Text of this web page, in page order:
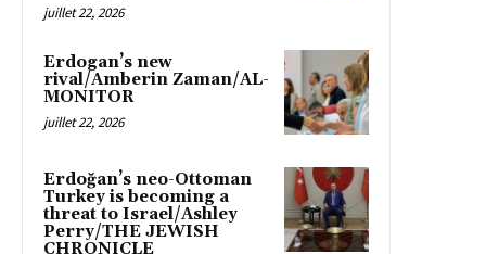
juillet 22, 2026
Erdogan’s new
rival/Amberin Zaman/AL-
MONITOR
juillet 22, 2026
Erdoğan’s neo-Ottoman
Turkey is becoming a
threat to Israel/Ashley
Perry/THE JEWISH
CHRONICLE